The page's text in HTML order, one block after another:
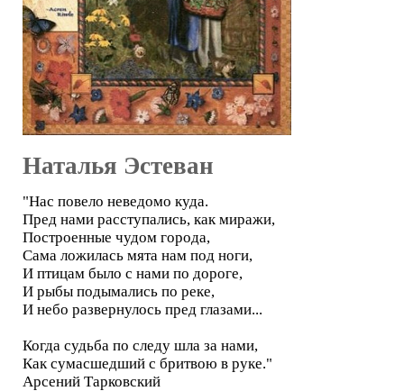
Наталья Эстеван
"Нас повело неведомо куда.
Пред нами расступались, как миражи,
Построенные чудом города,
Сама ложилась мята нам под ноги,
И птицам было с нами по дороге,
И рыбы подымались по реке,
И небо развернулось пред глазами...
Когда судьба по следу шла за нами,
Как сумасшедший с бритвою в руке."
Арсений Тарковский